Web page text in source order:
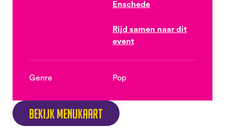
Enschede
Rijd samen naar dit
event
Genre Pop
Bekijk menukaart